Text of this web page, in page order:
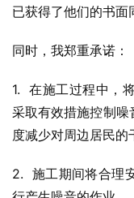
已获得了他们的书面
同时，我郑重承诺：
1.  在施工过程中，
采取有效措施控制噪
度减少对周边居民的
2.  施工期间将合理